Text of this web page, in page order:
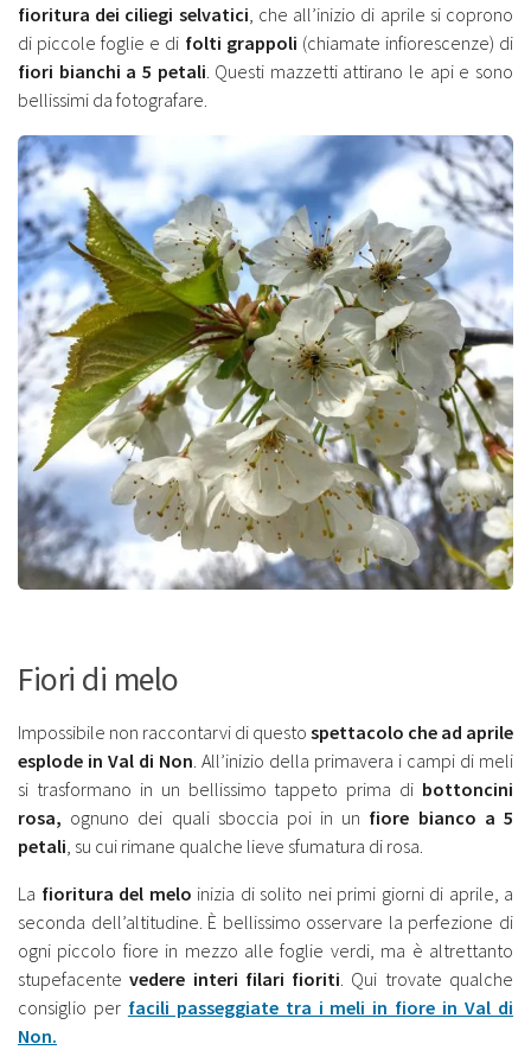
fioritura dei ciliegi selvatici , che all’inizio di aprile si coprono
di piccole foglie e di folti grappoli (chiamate infiorescenze) di
fiori bianchi a 5 petali . Questi mazzetti attirano le api e sono
bellissimi da fotografare.
Fiori di melo
Impossibile non raccontarvi di questo spettacolo che ad aprile
esplode in Val di Non . All’inizio della primavera i campi di meli
si trasformano in un bellissimo tappeto prima di bottoncini
rosa, ognuno dei quali sboccia poi in un fiore bianco a 5
petali , su cui rimane qualche lieve sfumatura di rosa.
La fioritura del melo inizia di solito nei primi giorni di aprile, a
seconda dell’altitudine. È bellissimo osservare la perfezione di
ogni piccolo fiore in mezzo alle foglie verdi, ma è altrettanto
stupefacentevedere interi filari fioriti . Qui trovate qualche
consiglio per facili passeggiate tra i meli in fiore in Val di
Non.